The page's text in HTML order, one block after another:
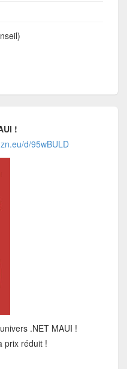
!
d/95wBULD
.NET MAUI !
prix réduit !